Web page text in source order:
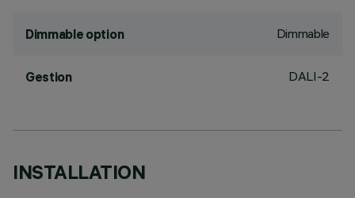
Dimmable option Dimmable
Gestion DALI-2
INSTALLATION